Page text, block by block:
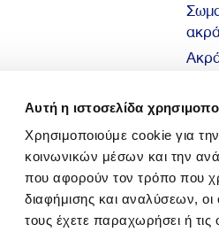
Αυτή η ιστοσελίδα
Χρησιμοποιούμε cookie για
κοινωνικών μέσων και την
που αφορούν τον τρόπο που
διαφήμισης και αναλύσεων,
τους έχετε παραχωρήσει ή
10
την